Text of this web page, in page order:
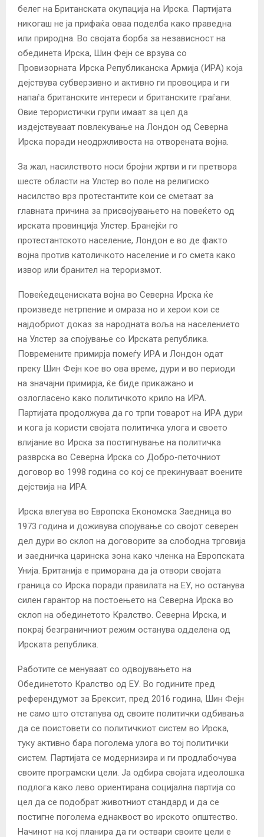
белег на Британската окупација на Ирска. Партијата
никогаш не ја прифаќа оваа поделба како праведна
или природна. Во својата борба за независност на
обединета Ирска, Шин Фејн се врзува со
Провизорната Ирска Републиканска Армија (ИРА) која
дејствува субверзивно и активно ги провоцира и ги
напаѓа британските интереси и британските граѓани.
Овие терористички групи имаат за цел да
издејствуваат повлекување на Лондон од Северна
Ирска поради неодржливоста на отворената војна.
За жал, насилството носи бројни жртви и ги претвора
шесте области на Улстер во поле на религиско
насилство врз протестантите кои се сметаат за
главната причина за присвојувањето на повеќето од
ирската провинција Улстер. Бранејќи го
протестантското население, Лондон е во де факто
војна против католичкото население и го смета како
извор или бранител на тероризмот.
Повеќедецениската војна во Северна Ирска ќе
произведе нетрпение и омраза но и херои кои се
најдобриот доказ за народната воља на населението
на Улстер за спојување со Ирската република.
Повремените примирја помеѓу ИРА и Лондон одат
преку Шин Фејн кое во ова време, дури и во периоди
на значајни примирја, ќе биде прикажано и
озлогласено како политичкото крило на ИРА.
Партијата продолжува да го трпи товарот на ИРА дури
и кога ја користи својата политичка улога и своето
влијание во Ирска за постигнување на политичка
разврска во Северна Ирска со Добро-петочниот
договор во 1998 година со кој се прекинуваат воените
дејствија на ИРА.
Ирска влегува во Европска Економска Заедница во
1973 година и доживува спојување со својот северен
дел дури во склоп на договорите за слободна трговија
и заедничка царинска зона како членка на Европската
Унија. Британија е приморана да ја отвори својата
граница со Ирска поради правилата на ЕУ, но останува
силен гарантор на постоењето на Северна Ирска во
склоп на обединетото Кралство. Северна Ирска, и
покрај безграничниот режим останува одделена од
Ирската република.
Работите се менуваат со одвојувањето на
Обединетото Кралство од ЕУ. Во годините пред
референдумот за Брексит, пред 2016 година, Шин Фејн
не само што отстапува од своите политички одбивања
да се поистовети со политичкиот систем во Ирска,
туку активно бара поголема улога во тој политички
систем. Партијата се модернизира и ги продлабочува
своите програмски цели. Ја одбира својата идеолошка
подлога како лево ориентирана социјална партија со
цел да се подобрат животниот стандард и да се
постигне поголема еднаквост во ирското општество.
Начинот на кој планира да ги оствари своите цели е